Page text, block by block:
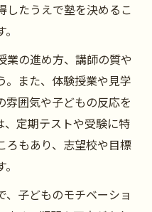
したうえで塾を決めるこ
業の進め方、講師の質や
。また、体験授業や見学
雰囲気や子どもの反応を
、定期テストや受験に特
ろもあり、志望校や目標
子どものモチベーショ